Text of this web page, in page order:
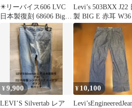
✴️リーバイス606 LVC
日本製復刻 68606 BigE
オレンジタブ
Levi’s 503BXX J22
製 BIG E 赤耳 W36
¥9,900
LEVI’S Silvertab レア
¥ 10,100